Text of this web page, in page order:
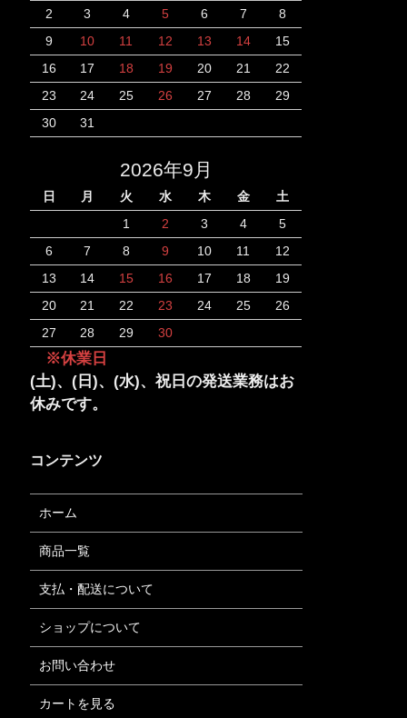
2
3 4 5 6 7
8
9
10 11 12 13 14
15
16
17 18 19 20 21
22
23
24 25 26 27 28
29
30
31
2026年9月
日 月 火 水 木 金
土
1
2 3 4
5
6
7 8 9 10 11
12
13
14 15 16 17 18
19
20
21 22 23 24 25
26
27
28 29 30
※休業日
(土)、(日)、(水)、祝日の発送業務はお
休みです。
コンテンツ
ホーム
商品一覧
支払・配送について
ショップについて
お問い合わせ
カートを見る